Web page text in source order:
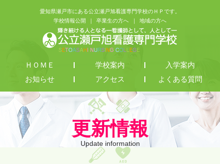
愛知県瀬戸市にある公立瀬戸旭看護専門学校のＨＰです。
学校情報公開
卒業生の方へ 地域の方へ
ＨＯＭＥ 学校案内
入学案内
お知らせ
アクセス よくある質問
更新情報
Update information